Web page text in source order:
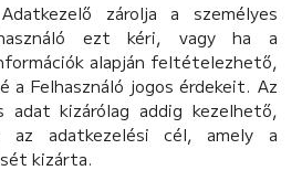
zárolja a személyes
ezt kéri, vagy ha a
alapján feltételezhető,
a Felhasználó jogos érdekeit. Az
adat kizárólag addig kezelhető,
az adatkezelési cél, amely a
kizárta.